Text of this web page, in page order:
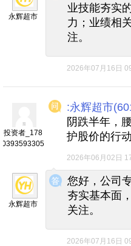
永辉超市
业技能夯实
力；业绩相
注。
2026年07月16日
投资者_178
0393593305
:永辉超市
阴跌半年，
护股价的行
2026年06月02日
◆
◆
永辉超市
您好，公司
夯实基本面
关注。
2026年07月16日